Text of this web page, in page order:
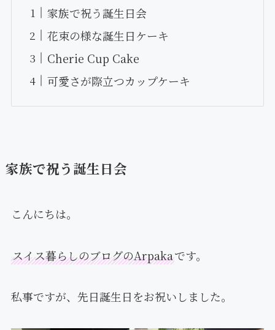
家族で祝う誕生日会
花束の様な誕生日ケーキ
Cherie Cup Cake
可愛さが際立つカップケーキ
家族で祝う誕生日会
こんにちは。
スイス暮らしのブログのArpakaです。
私事ですが、先日誕生日をお祝いしました。